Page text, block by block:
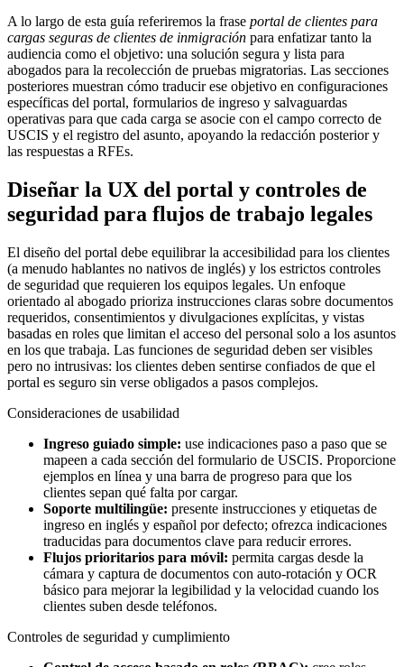
A lo largo de esta guía referiremos la frase portal de clientes para
cargas seguras de clientes de inmigración para enfatizar tanto la
audiencia como el objetivo: una solución segura y lista para
abogados para la recolección de pruebas migratorias. Las secciones
posteriores muestran cómo traducir ese objetivo en configuraciones
específicas del portal, formularios de ingreso y salvaguardas
operativas para que cada carga se asocie con el campo correcto de
USCIS y el registro del asunto, apoyando la redacción posterior y
las respuestas a RFEs.
Diseñar la UX del portal y controles de
seguridad para flujos de trabajo legales
El diseño del portal debe equilibrar la accesibilidad para los clientes
(a menudo hablantes no nativos de inglés) y los estrictos controles
de seguridad que requieren los equipos legales. Un enfoque
orientado al abogado prioriza instrucciones claras sobre documentos
requeridos, consentimientos y divulgaciones explícitas, y vistas
basadas en roles que limitan el acceso del personal solo a los asuntos
en los que trabaja. Las funciones de seguridad deben ser visibles
pero no intrusivas: los clientes deben sentirse confiados de que el
portal es seguro sin verse obligados a pasos complejos.
Consideraciones de usabilidad
Ingreso guiado simple: use indicaciones paso a paso que se
mapeen a cada sección del formulario de USCIS. Proporcione
ejemplos en línea y una barra de progreso para que los
clientes sepan qué falta por cargar.
Soporte multilingüe: presente instrucciones y etiquetas de
ingreso en inglés y español por defecto; ofrezca indicaciones
traducidas para documentos clave para reducir errores.
Flujos prioritarios para móvil: permita cargas desde la
cámara y captura de documentos con auto-rotación y OCR
básico para mejorar la legibilidad y la velocidad cuando los
clientes suben desde teléfonos.
Controles de seguridad y cumplimiento